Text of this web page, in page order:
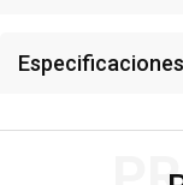
Especificaciones